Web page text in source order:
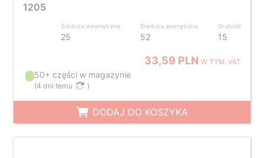
1205
Średnica wewnętrzna
25
Średnica zewnętrzna
52
Grubość
15
33,59 PLNW TYM. VAT
50+ części w magazynie
(4 dni temu )
DODAJ DO KOSZYKA